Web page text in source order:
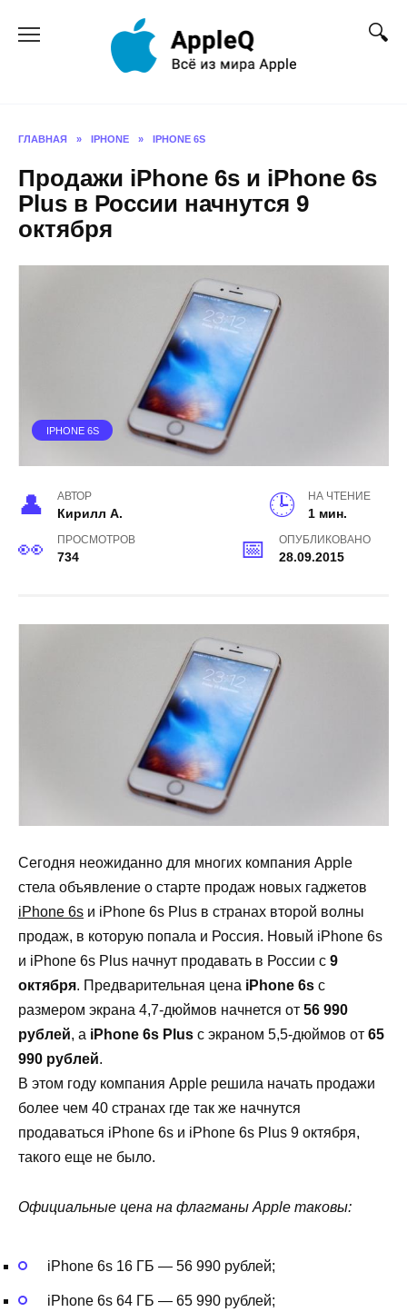
ГЛАВНАЯ » IPHONE » IPHONE 6S
Продажи iPhone 6s и iPhone 6s
Plus в России начнутся 9
октября
IPHONE 6S
АВТОР
Кирилл А.
НА ЧТЕНИЕ
1 мин.
ПРОСМОТРОВ
734
ОПУБЛИКОВАНО
28.09.2015
Сегодня неожиданно для многих компания Apple
стела объявление о старте продаж новых гаджетов
iPhone 6s и iPhone 6s Plus в странах второй волны
продаж, в которую попала и Россия. Новый iPhone 6s
и iPhone 6s Plus начнут продавать в России с 9
октября. Предварительная цена iPhone 6s с
размером экрана 4,7-дюймов начнется от 56 990
рублей, а iPhone 6s Plus с экраном 5,5-дюймов от 65
990 рублей.
В этом году компания Apple решила начать продажи
более чем 40 странах где так же начнутся
продаваться iPhone 6s и iPhone 6s Plus 9 октября,
такого еще не было.
Официальные цена на флагманы Apple таковы:
iPhone 6s 16 ГБ — 56 990 рублей;
iPhone 6s 64 ГБ — 65 990 рублей;